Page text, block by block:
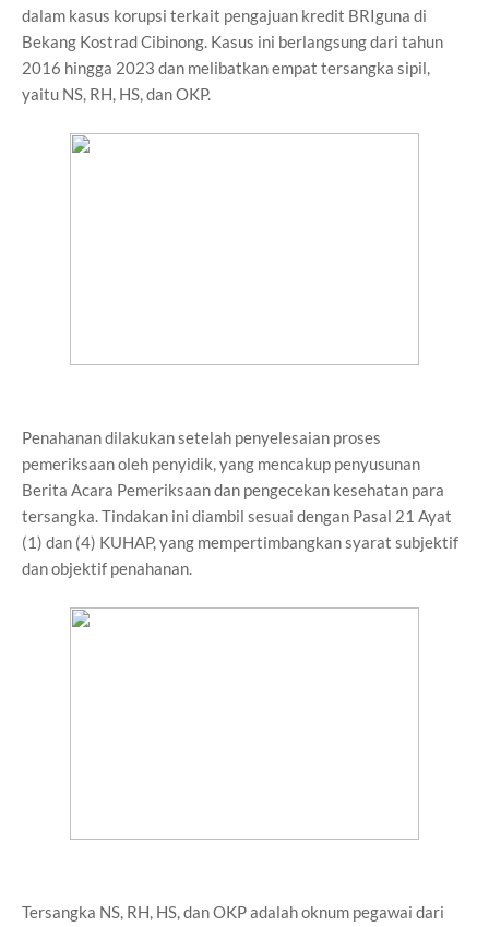
dalam kasus korupsi terkait pengajuan kredit BRIguna di
Bekang Kostrad Cibinong. Kasus ini berlangsung dari tahun
2016 hingga 2023 dan melibatkan empat tersangka sipil,
yaitu NS, RH, HS, dan OKP.
Penahanan dilakukan setelah penyelesaian proses
pemeriksaan oleh penyidik, yang mencakup penyusunan
Berita Acara Pemeriksaan dan pengecekan kesehatan para
tersangka. Tindakan ini diambil sesuai dengan Pasal 21 Ayat
(1) dan (4) KUHAP, yang mempertimbangkan syarat subjektif
dan objektif penahanan.
Tersangka NS, RH, HS, dan OKP adalah oknum pegawai dari